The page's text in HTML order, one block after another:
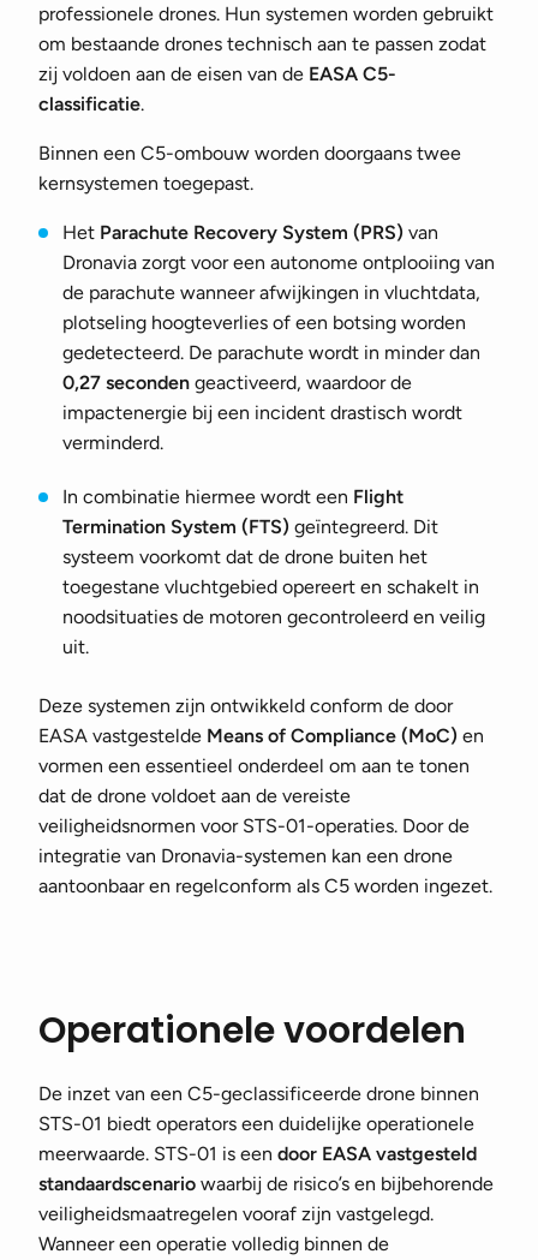
professionele drones. Hun systemen worden gebruikt
om bestaande drones technisch aan te passen zodat
zij voldoen aan de eisen van de EASA C5-
classificatie.
Binnen een C5-ombouw worden doorgaans twee
kernsystemen toegepast.
Het Parachute Recovery System (PRS) van
Dronavia zorgt voor een autonome ontplooiing van
de parachute wanneer afwijkingen in vluchtdata,
plotseling hoogteverlies of een botsing worden
gedetecteerd. De parachute wordt in minder dan
0,27 seconden geactiveerd, waardoor de
impactenergie bij een incident drastisch wordt
verminderd.
In combinatie hiermee wordt een Flight
Termination System (FTS) geïntegreerd. Dit
systeem voorkomt dat de drone buiten het
toegestane vluchtgebied opereert en schakelt in
noodsituaties de motoren gecontroleerd en veilig
uit.
Deze systemen zijn ontwikkeld conform de door
EASA vastgestelde Means of Compliance (MoC) en
vormen een essentieel onderdeel om aan te tonen
dat de drone voldoet aan de vereiste
veiligheidsnormen voor STS-01-operaties. Door de
integratie van Dronavia-systemen kan een drone
aantoonbaar en regelconform als C5 worden ingezet.
Operationele voordelen
De inzet van een C5-geclassificeerde drone binnen
STS-01 biedt operators een duidelijke operationele
meerwaarde. STS-01 is een door EASA vastgesteld
standaardscenario waarbij de risico’s en bijbehorende
veiligheidsmaatregelen vooraf zijn vastgelegd.
Wanneer een operatie volledig binnen de